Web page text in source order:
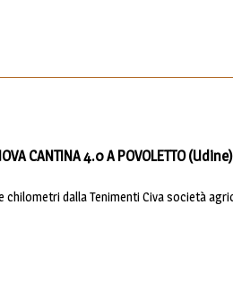
CANTINA 4.0 A POVOLETTO (Udine)
dalla Tenimenti Civa società